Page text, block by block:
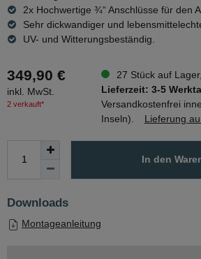
2x Hochwertige ¾“ Anschlüsse für den
Sehr dickwandiger und
UV- und Witterungsbeständig.
349,90 €
inkl. MwSt.
2 verkauft*
27 Stück auf
Lieferzeit: 3-5
Versandkostenfrei
Inseln).
Lieferung
In den
Downloads
Montageanleitung